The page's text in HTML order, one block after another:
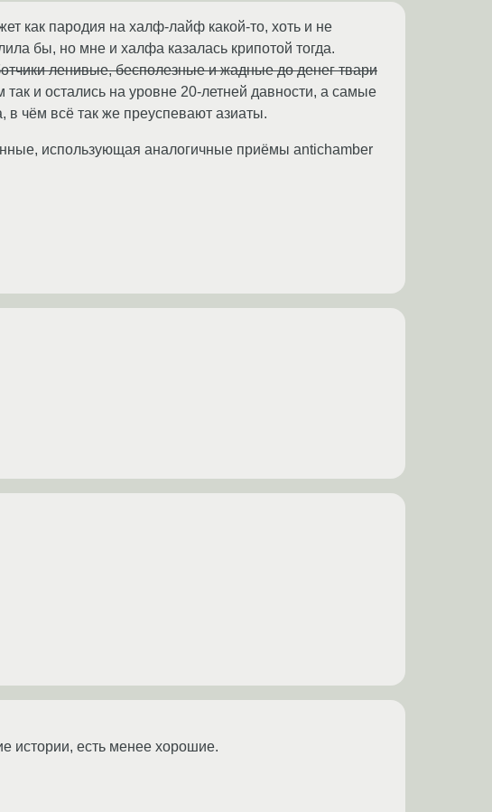
как пародия на халф-лайф какой-то, хоть и не
бы, но мне и халфа казалась крипотой тогда.
ленивые, бесполезные и жадные до денег твари
и остались на уровне 20-летней давности, а самые
в чём всё так же преуспевают азиаты.
использующая аналогичные приёмы antichamber
истории, есть менее хорошие.